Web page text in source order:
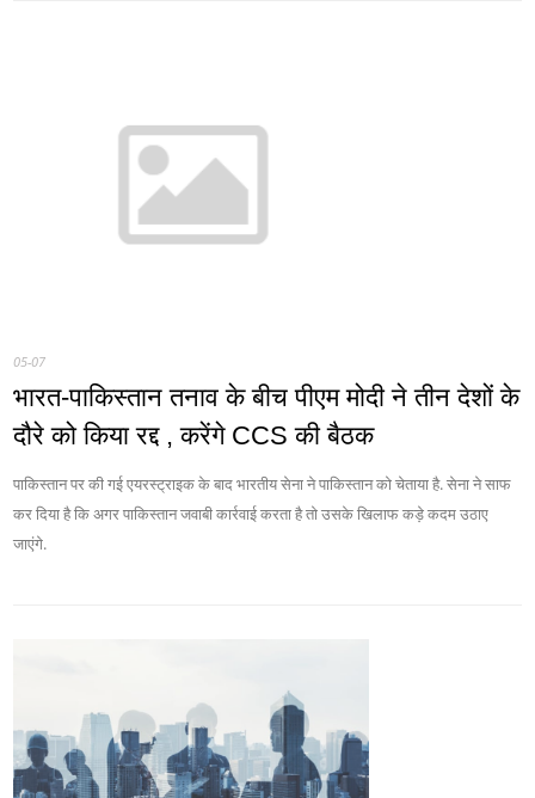
05-07
भारत-पाकिस्तान तनाव के बीच पीएम मोदी ने तीन देशों के
दौरे को किया रद्द , करेंगे CCS की बैठक
पाकिस्तान पर की गई एयरस्ट्राइक के बाद भारतीय सेना ने पाकिस्तान को चेताया है. सेना ने साफ
कर दिया है कि अगर पाकिस्तान जवाबी कार्रवाई करता है तो उसके खिलाफ कड़े कदम उठाए
जाएंगे.